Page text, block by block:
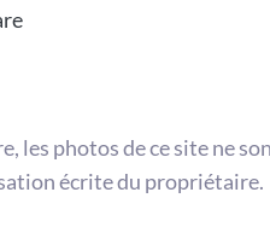
les photos de ce site ne
écrite du propriétaire.